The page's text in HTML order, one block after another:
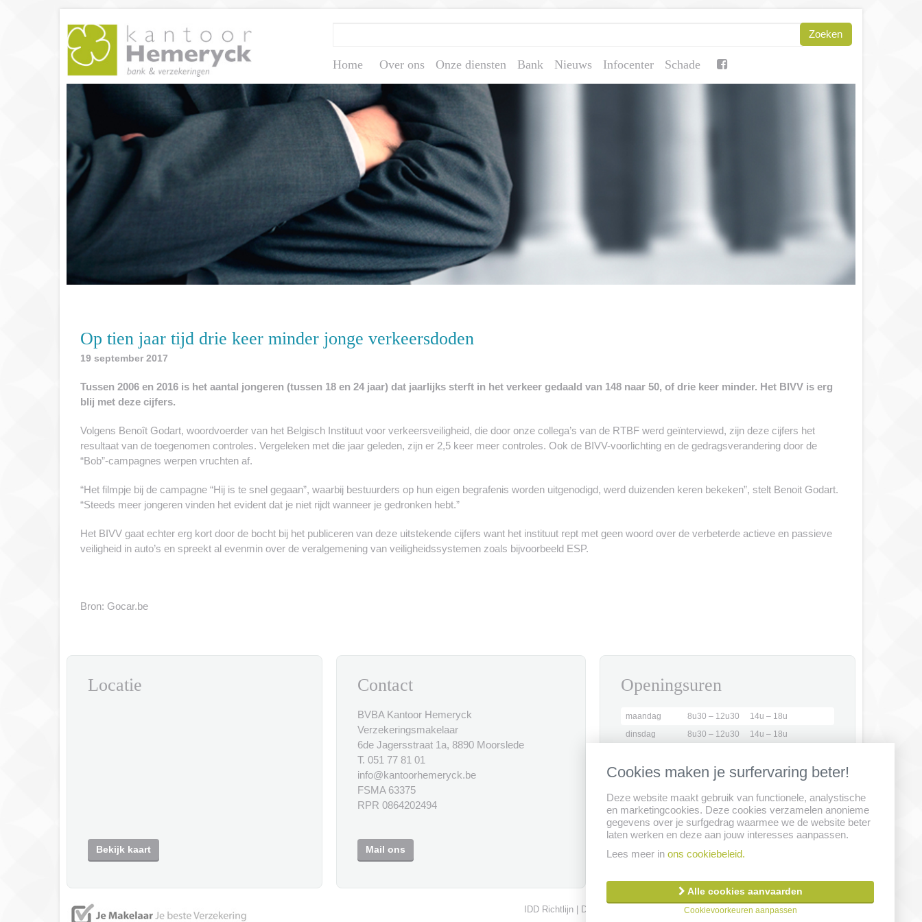
Home Over ons Onze diensten Bank Nieuws Infocenter Schade
Op tien jaar tijd drie keer minder jonge verkeersdoden
19 september 2017
Tussen 2006 en 2016 is het aantal jongeren (tussen 18 en 24 jaar) dat jaarlijks sterft in het verkeer gedaald van 148 naar 50, of drie keer minder. Het BIVV is erg
blij met deze cijfers.
Volgens Benoît Godart, woordvoerder van het Belgisch Instituut voor verkeersveiligheid, die door onze collega’s van de RTBF werd geïnterviewd, zijn deze cijfers het
resultaat van de toegenomen controles. Vergeleken met die jaar geleden, zijn er 2,5 keer meer controles. Ook de BIVV-voorlichting en de gedragsverandering door de
“Bob”-campagnes werpen vruchten af.
“Het filmpje bij de campagne “Hij is te snel gegaan”, waarbij bestuurders op hun eigen begrafenis worden uitgenodigd, werd duizenden keren bekeken”, stelt Benoit Godart.
“Steeds meer jongeren vinden het evident dat je niet rijdt wanneer je gedronken hebt.”
Het BIVV gaat echter erg kort door de bocht bij het publiceren van deze uitstekende cijfers want het instituut rept met geen woord over de verbeterde actieve en passieve
veiligheid in auto’s en spreekt al evenmin over de veralgemening van veiligheidssystemen zoals bijvoorbeeld ESP.
Bron: Gocar.be
Locatie
Bekijk kaart
Contact
BVBA Kantoor Hemeryck
Verzekeringsmakelaar
6de Jagersstraat 1a, 8890 Moorslede
T. 051 77 81 01
info@kantoorhemeryck.be
FSMA 63375
RPR 0864202494
Mail ons
Openingsuren
maandag 8u30 – 12u30
14u – 18u
dinsdag
8u30 – 12u30
14u – 18u
donderdag
8u30 – 12u30
14u – 18u
21 juli tot 15
augustus
enkel
voormiddag
Maak een afspraak
IDD Richtlijn Disclaimer Privacy clausule Cookiebeleid
Remuneratiebeleid
Cookies maken je surfervaring beter!
Deze website maakt gebruik van functionele, analystische
en marketingcookies. Deze cookies verzamelen anonieme
gegevens over je surfgedrag waarmee we de website beter
laten werken en deze aan jouw interesses aanpassen.
Lees meer in ons cookiebeleid.
Alle cookies aanvaarden
Cookievoorkeuren aanpassen